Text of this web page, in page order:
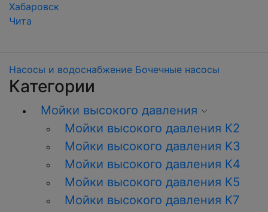
Хабаровск
Чита
Насосы и водоснабжение Бочечные насосы
Категории
Мойки высокого давления
Мойки высокого давления К2
Мойки высокого давления K3
Мойки высокого давления К4
Мойки высокого давления К5
Мойки высокого давления К7